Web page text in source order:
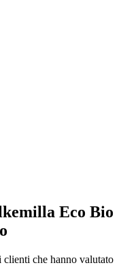
Eco Bio
clienti che hanno valutato